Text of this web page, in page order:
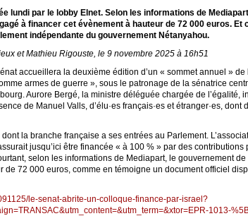
lundi par le lobby Elnet. Selon les informations de
à financer cet évènement à hauteur de 72 000 euros. Et
indépendante du gouvernement Nétanyahou.
et Mathieu Rigouste, le 9 novembre 2025 à 16h51
accueillera la deuxième édition d’un « sommet annuel »
armes de guerre », sous le patronage de la sénatrice
Aurore Bergé, la ministre déléguée chargée de l’égalité,
de Manuel Valls, d’élu·es français·es et étranger·es, dont
la branche française a ses entrées au Parlement.
jusqu’ici être financée « à 100 % » par des contributions
selon les informations de Mediapart, le gouvernement
72 000 euros, comme en témoigne un document officiel
le-senat-abrite-un-colloque-finance-par-israel?
1013-